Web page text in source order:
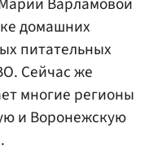
домашних
питательных
Сейчас же
многие регионы
и Воронежскую